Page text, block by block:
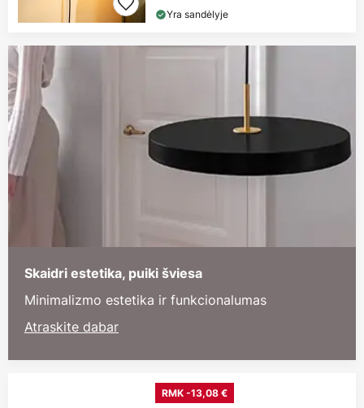
Yra sandėlyje
Skaidri estetika, puiki šviesa
Minimalizmo estetika ir funkcionalumas
Atraskite dabar
RMK -13,08 €